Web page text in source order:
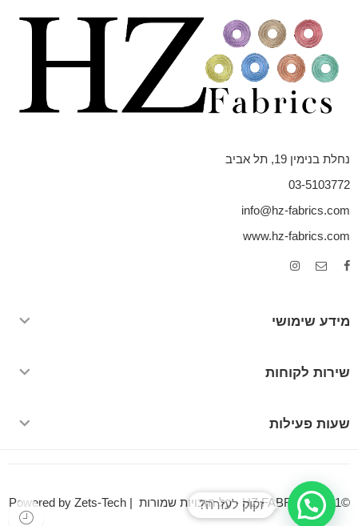
נחלת בנימין 19, תל אביב
03-5103772
info@hz-fabrics.com
www.hz-fabrics.com
מידע שימושי
שירות לקוחות
שעות פעילות
©HZ FABRICS 2021 - כל הזכויות שמורות | Powered by Zets-Tech זקוק לעזרה?